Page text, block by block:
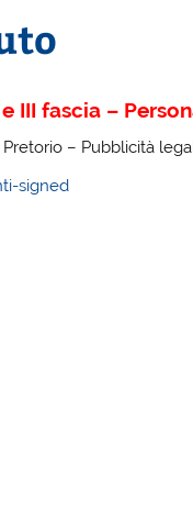
III fascia –
– Pubblicità
signed